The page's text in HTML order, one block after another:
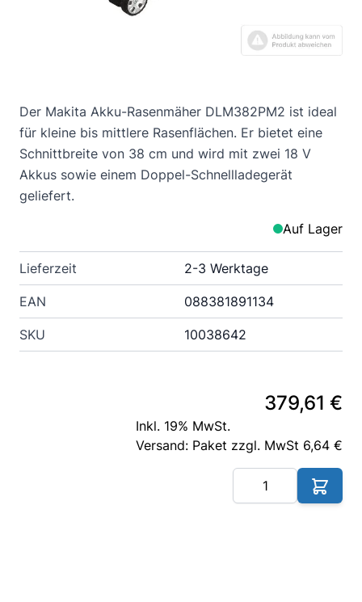
Der Makita Akku-Rasenmäher DLM382PM2 ist ideal
für kleine bis mittlere Rasenflächen. Er bietet eine
Schnittbreite von 38 cm und wird mit zwei 18 V
Akkus sowie einem Doppel-Schnellladegerät
geliefert.
Auf Lager
Lieferzeit 2-3 Werktage
EAN 088381891134
SKU 10038642
379,61 €
Inkl. 19% MwSt.
Versand: Paket zzgl. MwSt 6,64 €